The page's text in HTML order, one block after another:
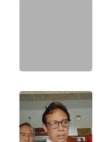
WAHANA
HEALTH